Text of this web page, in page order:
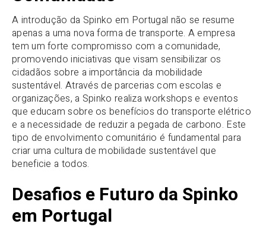
A introdução da Spinko em Portugal não se resume
apenas a uma nova forma de transporte. A empresa
tem um forte compromisso com a comunidade,
promovendo iniciativas que visam sensibilizar os
cidadãos sobre a importância da mobilidade
sustentável. Através de parcerias com escolas e
organizações, a Spinko realiza workshops e eventos
que educam sobre os benefícios do transporte elétrico
e a necessidade de reduzir a pegada de carbono. Este
tipo de envolvimento comunitário é fundamental para
criar uma cultura de mobilidade sustentável que
beneficie a todos.
Desafios e Futuro da Spinko
em Portugal